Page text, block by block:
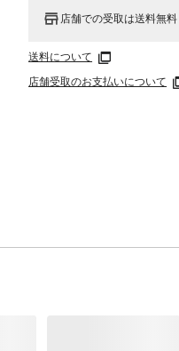
店舗での受取は送料無料
送料について
店舗受取のお支払いについて